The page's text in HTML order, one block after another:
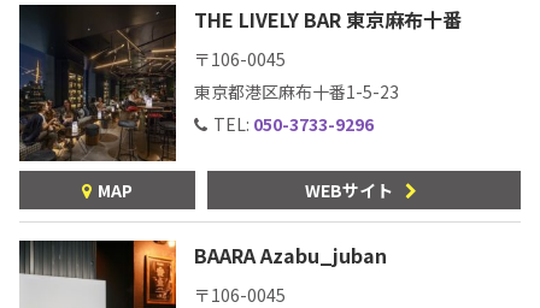
THE LIVELY BAR 東京麻布十番
〒106-0045
東京都港区麻布十番1-5-23
TEL: 050-3733-9296
MAP WEBサイト
BAARA Azabu_juban
〒106-0045